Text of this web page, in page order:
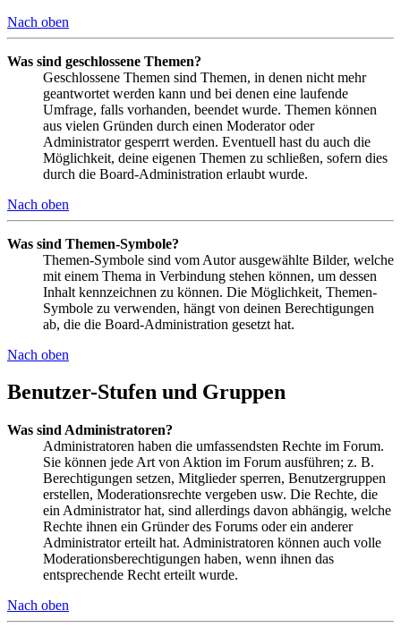
Nach oben
Was sind geschlossene Themen?
Geschlossene Themen sind Themen, in denen nicht mehr
geantwortet werden kann und bei denen eine laufende
Umfrage, falls vorhanden, beendet wurde. Themen können
aus vielen Gründen durch einen Moderator oder
Administrator gesperrt werden. Eventuell hast du auch die
Möglichkeit, deine eigenen Themen zu schließen, sofern dies
durch die Board-Administration erlaubt wurde.
Nach oben
Was sind Themen-Symbole?
Themen-Symbole sind vom Autor ausgewählte Bilder, welche
mit einem Thema in Verbindung stehen können, um dessen
Inhalt kennzeichnen zu können. Die Möglichkeit, Themen-
Symbole zu verwenden, hängt von deinen Berechtigungen
ab, die die Board-Administration gesetzt hat.
Nach oben
Benutzer-Stufen und Gruppen
Was sind Administratoren?
Administratoren haben die umfassendsten Rechte im Forum.
Sie können jede Art von Aktion im Forum ausführen; z. B.
Berechtigungen setzen, Mitglieder sperren, Benutzergruppen
erstellen, Moderationsrechte vergeben usw. Die Rechte, die
ein Administrator hat, sind allerdings davon abhängig, welche
Rechte ihnen ein Gründer des Forums oder ein anderer
Administrator erteilt hat. Administratoren können auch volle
Moderationsberechtigungen haben, wenn ihnen das
entsprechende Recht erteilt wurde.
Nach oben